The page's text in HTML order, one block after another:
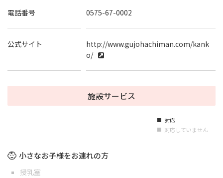
電話番号 0575-67-0002
公式サイト
http://www.gujohachiman.com/kank
o/
施設サービス
■ 対応
■ 対応していません
小さなお子様をお連れの方
授乳室